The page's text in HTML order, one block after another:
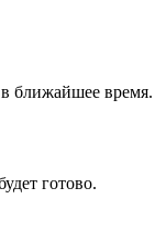
ближайшее время.
готово.